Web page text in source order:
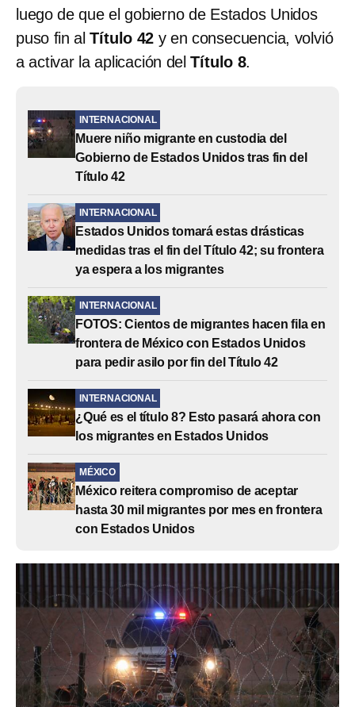
luego de que el gobierno de Estados Unidos
puso fin alTítulo 42 y en consecuencia, volvió
a activar la aplicación delTítulo 8.
INTERNACIONAL
Muere niño migrante en custodia del
Gobierno de Estados Unidos tras fin del
Título 42
INTERNACIONAL
Estados Unidos tomará estas drásticas
medidas tras el fin del Título 42; su frontera
ya espera a los migrantes
INTERNACIONAL
FOTOS: Cientos de migrantes hacen fila en
frontera de México con Estados Unidos
para pedir asilo por fin del Título 42
INTERNACIONAL
¿Qué es el título 8? Esto pasará ahora con
los migrantes en Estados Unidos
MÉXICO
México reitera compromiso de aceptar
hasta 30 mil migrantes por mes en frontera
con Estados Unidos